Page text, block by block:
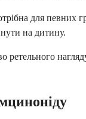
для певних
на дитину.
ретельного